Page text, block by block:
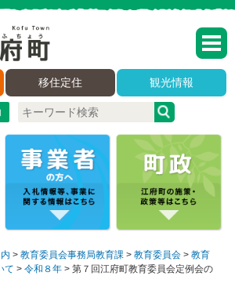
移住定住 観光情報
>教育委員会事務局教育課 >教育委員会 >教育
て >令和８年 >第７回江府町教育委員会定例会の